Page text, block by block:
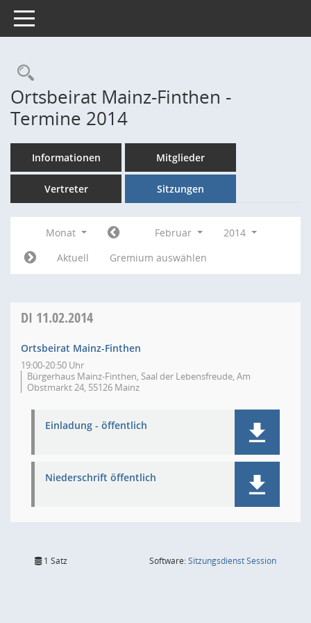
Toggle navigation
Rechercheauswahl
Ortsbeirat Mainz-Finthen -
Termine 2014
Informationen Mitglieder
Vertreter Sitzungen
Monat Februar
2014
Aktuell
Gremium auswählen
DI 11.02.2014
Ortsbeirat Mainz-Finthen
19:00-20:50 Uhr
Bürgerhaus Mainz-Finthen, Saal der Lebensfreude, Am
Obstmarkt 24, 55126 Mainz
Einladung - öffentlich
Niederschrift öffentlich
1 Satz Software:SitzungsdienstSession(Wird in